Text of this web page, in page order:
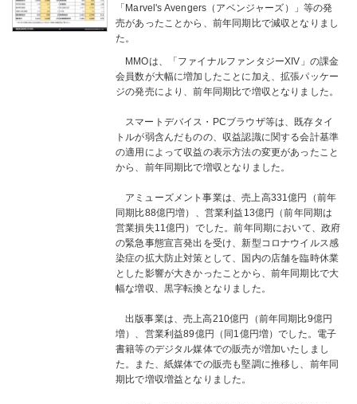
「Marvel's Avengers（アベンジャーズ）」等の発
売があったことから、前年同期比で減収となりまし
た。
MMOは、「ファイナルファンタジーXIV」の課金
会員数が大幅に増加したことに加え、拡張パッケー
ジの発売により、前年同期比で増収となりました。
スマートデバイス・PCブラウザ等は、既存タイ
トルが弱含んだものの、収益認識に関する会計基準
の適用によって収益の表示方法の変更があったこと
から、前年同期比で増収となりました。
アミューズメント事業は、売上高331億円（前年
同期比88億円増）、営業利益13億円（前年同期は
営業損失11億円）でした。前年同期において、政府
の緊急事態宣言発出を受け、新型コロナウイルス感
染症の拡大防止対策として、国内の店舗を臨時休業
とした影響が大きかったことから、前年同期比で大
幅な増収、黒字転換となりました。
出版事業は、売上高210億円（前年同期比9億円
増）、営業利益89億円（同1億円増）でした。電子
書籍等のデジタル媒体での販売が増加いたしまし
た。また、紙媒体での販売も堅調に推移し、前年同
期比で増収増益となりました。